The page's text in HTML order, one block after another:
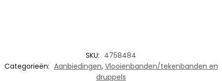
SKU: 4758484
Categorieën: Aanbiedingen, Vlooienbanden/tekenbanden en
druppels